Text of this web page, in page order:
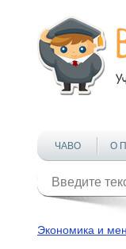
ЧАВО О
Экономика и